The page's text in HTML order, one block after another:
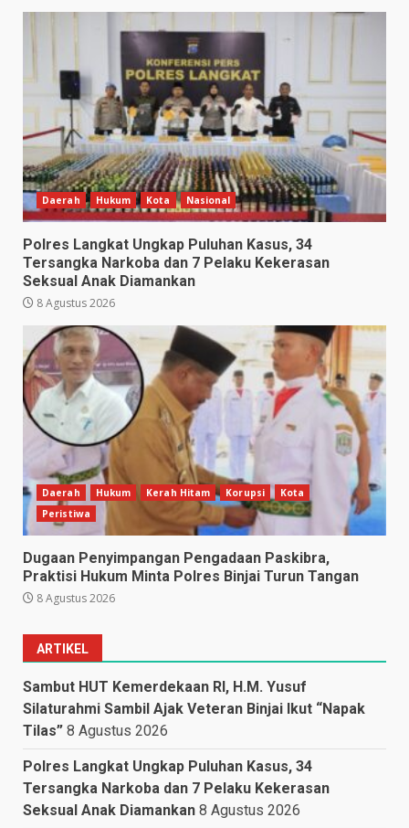
Daerah Hukum Kota Nasional
Polres Langkat Ungkap Puluhan Kasus, 34
Tersangka Narkoba dan 7 Pelaku Kekerasan
Seksual Anak Diamankan
8 Agustus 2026
Daerah Hukum Kerah Hitam Korupsi
Kota
Peristiwa
Dugaan Penyimpangan Pengadaan Paskibra,
Praktisi Hukum Minta Polres Binjai Turun Tangan
8 Agustus 2026
ARTIKEL
Sambut HUT Kemerdekaan RI, H.M. Yusuf
Silaturahmi Sambil Ajak Veteran Binjai Ikut “Napak
Tilas” 8 Agustus 2026
Polres Langkat Ungkap Puluhan Kasus, 34
Tersangka Narkoba dan 7 Pelaku Kekerasan
Seksual Anak Diamankan 8 Agustus 2026